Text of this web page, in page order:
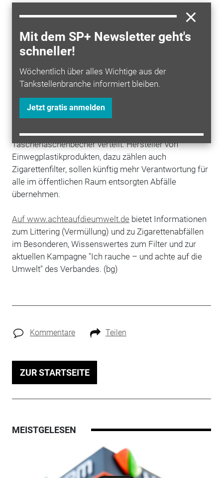
Mit dem SP+ Newsletter geht's
schneller!
Wöchentlich über alles Wichtige aus der
Tankstellenbranche informiert bleiben.
Jetzt gratis anmelden
gemeinsam kann das Problem des Litterings
nachhaltig geändert werden:
Hersteller
, Verbraucher,
Politik und Kommunen stehen hier gemeinsam in der
Verantwortung."
Mit Plakatmotiven, Präventionsflyer und der Ausgabe
der BVTE bundesweit ehrenamtlich engagierte
Initiativen und Akteure. Seit August 2020 wurden mehr
als 130.000 Stück der handlichen und recycelbaren
Taschenaschenbecher verteilt. Hersteller von
Einwegplastikprodukten, dazu zählen auch
Zigarettenfilter, sollen künftig mehr Verantwortung für
alle im öffentlichen Raum entsorgten Abfälle
übernehmen.
Auf www.achteaufdieumwelt.de bietet Informationen
zum Littering (Vermüllung) und zu Zigarettenabfällen
im Besonderen, Wissenswertes zum Filter und zur
aktuellen Kampagne "Ich rauche – und achte auf die
Umwelt" des Verbandes. (bg)
Kommentare Teilen
ZUR STARTSEITE
MEISTGELESEN